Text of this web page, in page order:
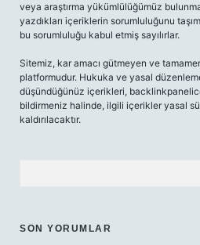
veya araştırma yükümlülüğümüz
yazdıkları içeriklerin sorumluluğunu
bu sorumluluğu kabul etmiş sayılırlar.
Sitemiz, kar amacı gütmeyen ve
platformudur. Hukuka ve yasal
düşündüğünüz içerikleri,
bildirmeniz halinde, ilgili içerikler yasal
kaldırılacaktır.
SON YORUMLAR